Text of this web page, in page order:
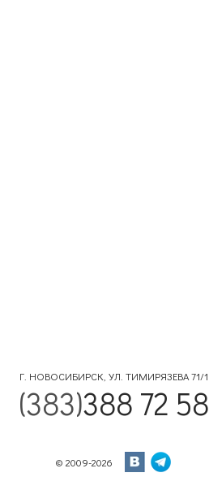
Г. НОВОСИБИРСК, УЛ. ТИМИРЯЗЕВА 71/1
(383)388 72 58
© 2009-2026